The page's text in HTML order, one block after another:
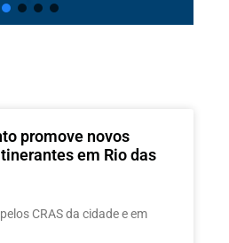
promove novos
em Rio das
CRAS da cidade e em